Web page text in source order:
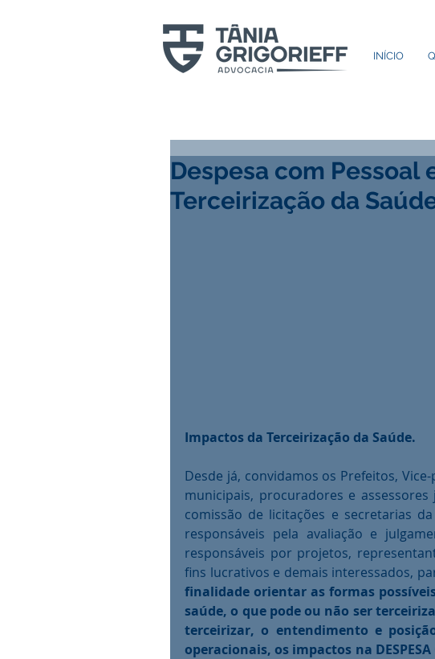
INÍCIO
Despesa com Pessoal
Terceirização da
Impactos da Terceirização da Saúde.
Desde já, convidamos os Prefeitos,
municipais, procuradores e
comissão de licitações e secretarias
responsáveis pela avaliação e
responsáveis por projetos,
fins lucrativos e demais interessados,
finalidade orientar as formas
saúde, o que pode ou não ser
terceirizar, o entendimento e
operacionais, os impactos na